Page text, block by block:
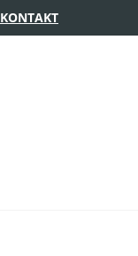
KONTAKT